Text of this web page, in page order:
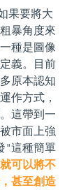
果要將大
暴角度來
種是圖像
義。目前
原本認知
作方式，
這帶到一
市面上強
"這種簡單
可以將不
甚至創造